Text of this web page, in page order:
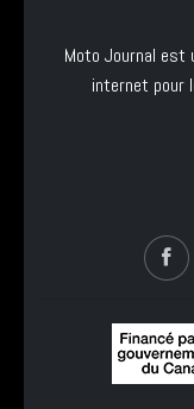
Moto Journal est
internet pour